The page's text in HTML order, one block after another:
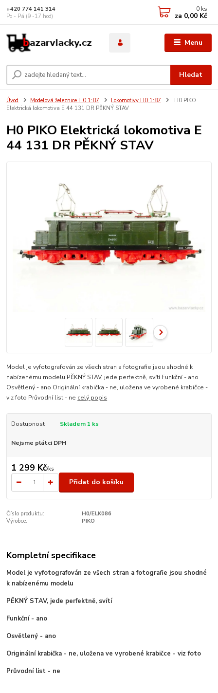
Menu
Hledat
+420 774 141 314
Po - Pá (9 -17 hod)
0 ks
za 0,00 Kč
Úvod Modelová železnice H0 1:87 Lokomotivy H0 1:87
H0 PIKO
Elektrická lokomotiva E 44 131 DR PĚKNÝ STAV
H0 PIKO Elektrická lokomotiva E
44 131 DR PĚKNÝ STAV
Model je vyfotografován ze všech stran a fotografie jsou shodné k
nabízenému modelu PĚKNÝ STAV, jede perfektně, svítí Funkční - ano
Osvětlený - ano Originální krabička - ne, uložena ve vyrobené krabičce -
viz foto Průvodní list - ne celý popis
Dostupnost Skladem 1 ks
Nejsme plátci DPH
1 299 Kč/ks
Přidat do košíku
Číslo produktu:
H0/ELK086
Výrobce:
PIKO
Kompletní specifikace
Model je vyfotografován ze všech stran a fotografie jsou shodné
k nabízenému modelu
PĚKNÝ STAV, jede perfektně, svítí
Funkční - ano
Osvětlený - ano
Originální krabička - ne, uložena ve vyrobené krabičce - viz foto
Průvodní list - ne